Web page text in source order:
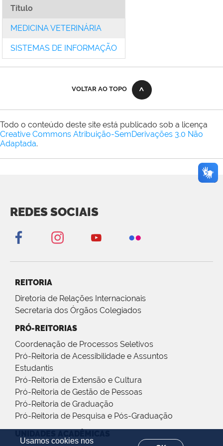
Usamos cookies nos
Título
MEDICINA VETERINÁRIA
SISTEMAS DE INFORMAÇÃO
VOLTAR AO TOPO
Todo o conteúdo deste site está publicado sob a licença
Creative Commons Atribuição-SemDerivações 3.0 Não
Adaptada.
REDES SOCIAIS
REITORIA
Diretoria de Relações Internacionais
Secretaria dos Órgãos Colegiados
PRÓ-REITORIAS
Coordenação de Processos Seletivos
Pró-Reitoria de Acessibilidade e Assuntos
Estudantis
Pró-Reitoria de Extensão e Cultura
Pró-Reitoria de Gestão de Pessoas
Pró-Reitoria de Graduação
Pró-Reitoria de Pesquisa e Pós-Graduação